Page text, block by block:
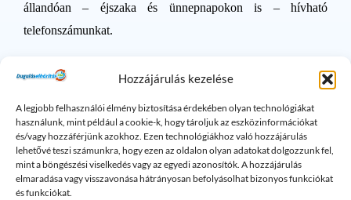
Hozzájárulás kezelése
A legjobb felhasználói élmény biztosítása érdekében olyan technológiákat
használunk, mint például a cookie-k, hogy tároljuk az eszközinformációkat
és/vagy hozzáférjünk azokhoz. Ezen technológiákhoz való hozzájárulás
lehetővé teszi számunkra, hogy ezen az oldalon olyan adatokat dolgozzunk fel,
mint a böngészési viselkedés vagy az egyedi azonosítók. A hozzájárulás
elmaradása vagy visszavonása hátrányosan befolyásolhat bizonyos funkciókat
és funkciókat.
állandóan – éjszaka és ünnepnapokon is – hívható
telefonszámunkat.
Szeretnénk emlékeztetni Tisztelt Ügyfeleinket, hogy a III.
kerület mellett Budapest teljes területén, valamint az
agglomerációs övezetekben (Pest, Fejér, Komárom-
Esztergom és Nógrád megyében) is vállaljuk a dugulás
megszüntetését.